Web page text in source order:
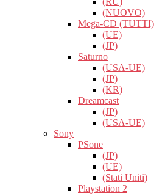
(NUOVO)
Mega-CD (TUTTI)
(UE)
(JP)
Saturno
(USA-UE)
(JP)
(KR)
Dreamcast
(JP)
(USA-UE)
Sony
PSone
(JP)
(UE)
(Stati Uniti)
Playstation 2